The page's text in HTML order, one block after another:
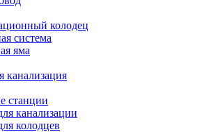
колодец
система
яма
канализация
станции
канализации
колодцев